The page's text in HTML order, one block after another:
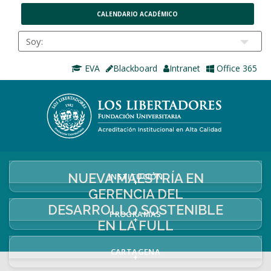
CALENDARIO ACADÉMICO
EVA Blackboard Intranet Office 365
INSTITUCIÓN
+
PROGRAMAS
+
CARTAGENA
+
NUEVA MAESTRÍA EN
GERENCIA DEL
DESARROLLO SOSTENIBLE
EN LA FULL